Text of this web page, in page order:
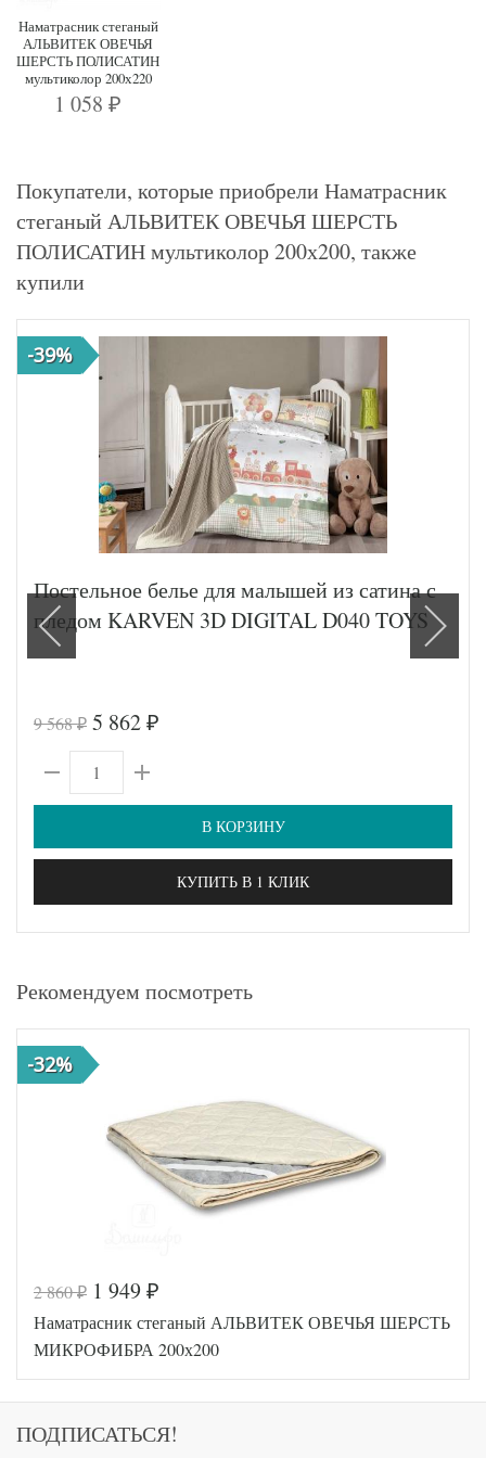
Наматрасник стеганый
АЛЬВИТЕК ОВЕЧЬЯ
ШЕРСТЬ ПОЛИСАТИН
мультиколор 200х220
1 058₽
Покупатели, которые приобрели Наматрасник
стеганый АЛЬВИТЕК ОВЕЧЬЯ ШЕРСТЬ
ПОЛИСАТИН мультиколор 200х200, также
купили
-39%
Постельное белье для малышей из сатина с
пледом KARVEN 3D DIGITAL D040 TOYS
9 568₽ 5 862 ₽
В КОРЗИНУ
КУПИТЬ В 1 КЛИК
Рекомендуем посмотреть
-32%
2 860₽ 1 949 ₽
Наматрасник стеганый АЛЬВИТЕК ОВЕЧЬЯ ШЕРСТЬ
МИКРОФИБРА 200х200
ПОДПИСАТЬСЯ!